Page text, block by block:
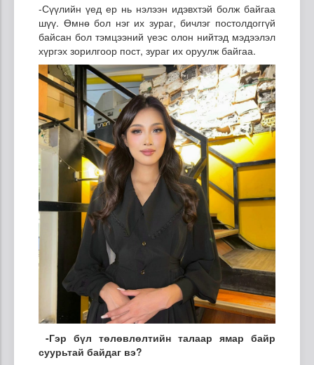
-Сүүлийн үед ер нь нэлээн идэвхтэй болж байгаа
шүү. Өмнө бол нэг их зураг, бичлэг постолдоггүй
байсан бол тэмцээний үеэс олон нийтэд мэдээлэл
хүргэх зорилгоор пост, зураг их оруулж байгаа.
-Гэр бүл төлөвлөлтийн талаар ямар байр
суурьтай байдаг вэ?